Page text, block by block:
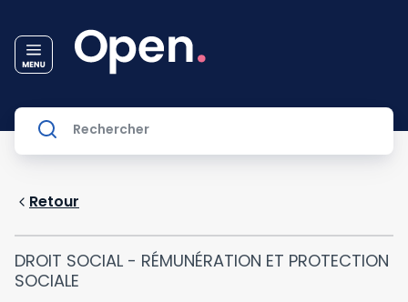
Retour
DROIT SOCIAL - RÉMUNÉRATION ET PROTECTION
SOCIALE